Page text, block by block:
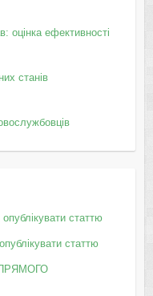
оцінка ефективності
станів
опублікувати статтю
статтю